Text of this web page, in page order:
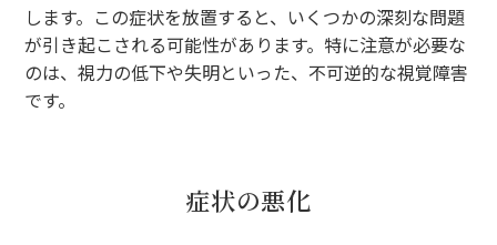
します。この症状を放置すると、いくつかの深刻な問題
が引き起こされる可能性があります。特に注意が必要な
のは、視力の低下や失明といった、不可逆的な視覚障害
です。
症状の悪化